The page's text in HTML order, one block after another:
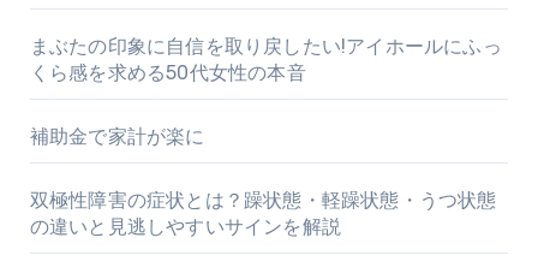
まぶたの印象に自信を取り戻したい!アイホールにふっ
くら感を求める50代女性の本音
補助金で家計が楽に
双極性障害の症状とは？躁状態・軽躁状態・うつ状態
の違いと見逃しやすいサインを解説